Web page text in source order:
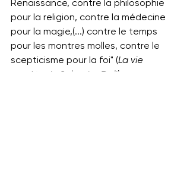
Renaissance, contre la philosophie
pour la religion, contre la médecine
pour la magie,(...) contre le temps
pour les montres molles, contre le
scepticisme pour la foi" (La vie
secrète de Salvador Dali)